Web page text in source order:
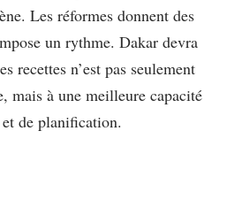
Les réformes donnent des
un rythme. Dakar devra
recettes n’est pas seulement
mais à une meilleure capacité
de planification.